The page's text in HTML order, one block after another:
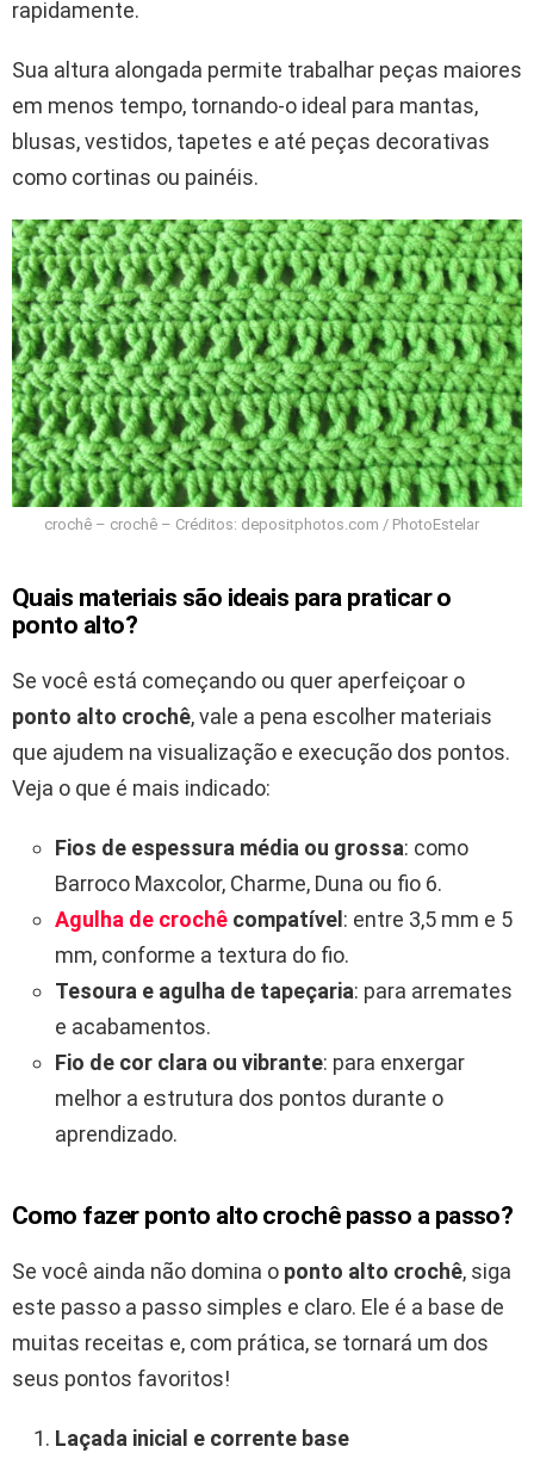
rapidamente.
Sua altura alongada permite trabalhar peças maiores
em menos tempo, tornando-o ideal para mantas,
blusas, vestidos, tapetes e até peças decorativas
como cortinas ou painéis.
crochê – crochê – Créditos: depositphotos.com / PhotoEstelar
Quais materiais são ideais para praticar o
ponto alto?
Se você está começando ou quer aperfeiçoar o
ponto alto crochê, vale a pena escolher materiais
que ajudem na visualização e execução dos pontos.
Veja o que é mais indicado:
Fios de espessura média ou grossa: como
Barroco Maxcolor, Charme, Duna ou fio 6.
Agulha de crochê compatível : entre 3,5 mm e 5
mm, conforme a textura do fio.
Tesoura e agulha de tapeçaria: para arremates
e acabamentos.
Fio de cor clara ou vibrante: para enxergar
melhor a estrutura dos pontos durante o
aprendizado.
Como fazer ponto alto crochê passo a passo?
Se você ainda não domina o ponto alto crochê, siga
este passo a passo simples e claro. Ele é a base de
muitas receitas e, com prática, se tornará um dos
seus pontos favoritos!
Laçada inicial e corrente base